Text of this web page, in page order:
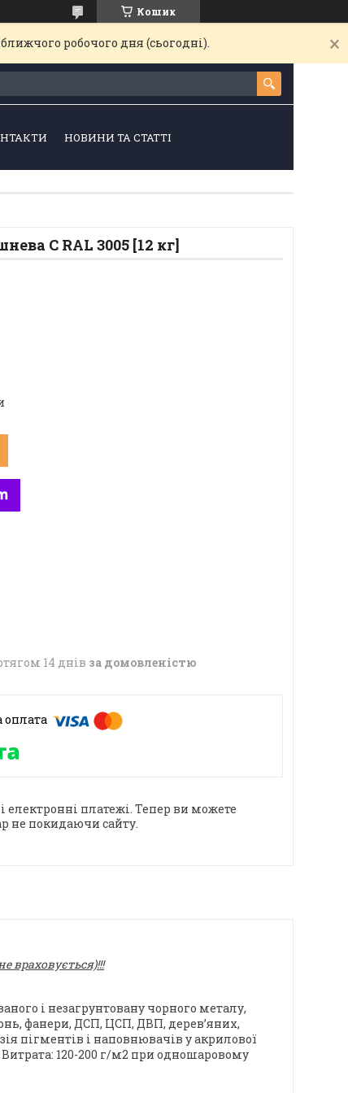
Кошик
робочого дня (сьогодні).
НОВИНИ ТА СТАТТІ
С RAL 3005 [12 кг]
14 днів за домовленістю
електронні платежі. Тепер ви можете
не покидаючи сайту.
враховується)!!!
і незагрунтовану чорного металу,
фанери, ДСП, ЦСП, ДВП, дерев’яних,
пігментів і наповнювачів у акрилової
120-200 г/м2 при одношаровому